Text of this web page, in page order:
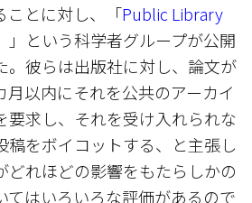
ことに対し、「Public Library
」という科学者グループが公開
。彼らは出版社に対し、論文が
月以内にそれを公共のアーカイ
要求し、それを受け入れられな
稿をボイコットする、と主張し
どれほどの影響をもたらしかの
てはいろいろな評価があるので